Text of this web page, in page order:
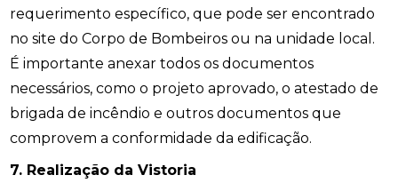
requerimento específico, que pode ser encontrado
no site do Corpo de Bombeiros ou na unidade local.
É importante anexar todos os documentos
necessários, como o projeto aprovado, o atestado de
brigada de incêndio e outros documentos que
comprovem a conformidade da edificação.
7. Realização da Vistoria